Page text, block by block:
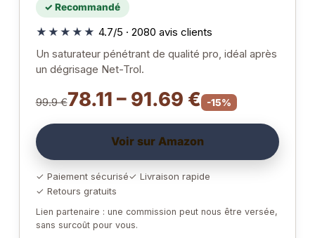
✓ Recommandé
★★★★★ 4.7/5 · 2080 avis clients
Un saturateur pénétrant de qualité pro, idéal après
un dégrisage Net-Trol.
99.9 €78.11 – 91.69 € -15%
Voir sur Amazon
✓ Paiement sécurisé✓ Livraison rapide
✓ Retours gratuits
Lien partenaire : une commission peut nous être versée,
sans surcoût pour vous.